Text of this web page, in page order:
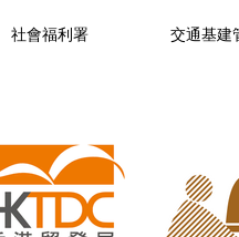
社會福利署 交通基建